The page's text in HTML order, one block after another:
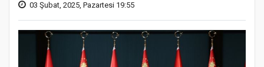
03 Şubat, 2025, Pazartesi 19:55